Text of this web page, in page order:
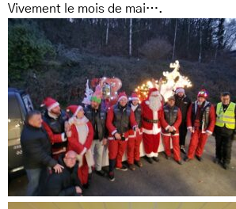
Vivement le mois de mai….